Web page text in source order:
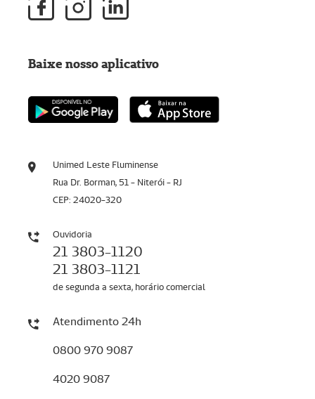
Unimed Leste Fluminense
Rua Dr. Borman, 51 - Niterói - RJ
CEP: 24020-320
Ouvidoria
21 3803-1120
21 3803-1121
de segunda a sexta, horário comercial
Atendimento 24h
0800 970 9087
4020 9087
Baixe nosso aplicativo